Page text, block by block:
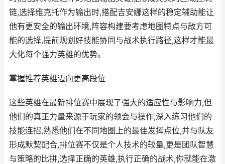
链,选择维克托作为输出时,搭配吉安娜这样的稳定辅助能让
他有更安全的输出环境,阵容构建要考虑地图特点与敌方可
能的选择,提前规划好技能协同与战术执行路径,这样才能最
大化每个强力英雄的优势。
掌握推荐英雄迈向更高段位
这些英雄在最新排位赛中展现了强大的适应性与影响力,但
他们的真正力量来源于玩家的领会与操作,深入练习他们的
技能连招,熟悉他们在不同地图上的最佳发挥点位,并与队友
形成默契配合,排位赛不仅是个人技术的较量,更是团队智慧
与策略的比拼,选择正确的英雄,执行正确的战术,你就能在激